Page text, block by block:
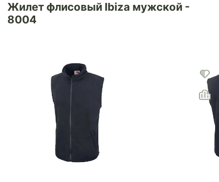
Жилет флисовый Ibiza мужской -
8004